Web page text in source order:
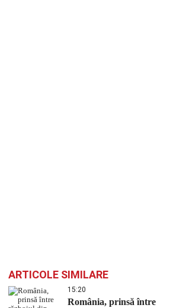
ARTICOLE SIMILARE
15:20
România, prinsă între